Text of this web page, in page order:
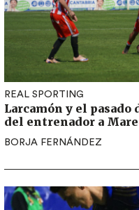
REAL SPORTING
Larcamón y el
del entrenador a
BORJA FERNÁNDEZ